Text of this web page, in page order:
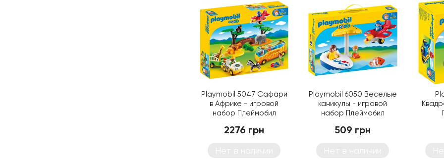
Playmobil 5047 Сафари
в Африке - игровой
набор Плеймобил
2276 грн
Playmobil 6050 Веселые
каникулы - игровой
набор Плеймобил
509 грн